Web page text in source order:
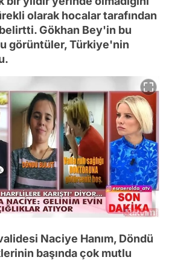
olarak hocalar tarafından
Gökhan Bey'in bu
görüntüler, Türkiye'nin
Naciye Hanım, Döndü
başında çok mutlu